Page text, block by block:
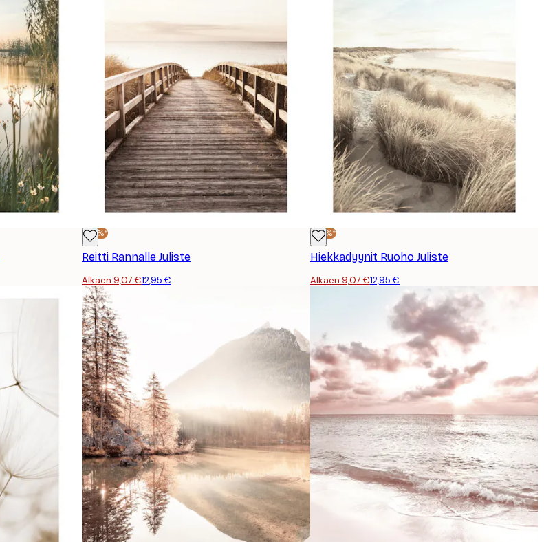
-30%*
Reitti Rannalle Juliste
Alkaen 9,07 €12,95 €
-30%*
Hiekkadyynit Ruoho Juliste
Alkaen 9,07 €12,95 €